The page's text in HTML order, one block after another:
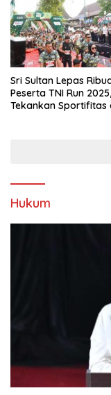
Sri Sultan Lepas
Peserta TNI Run 2025,
Tekankan Sportifitas
Hukum